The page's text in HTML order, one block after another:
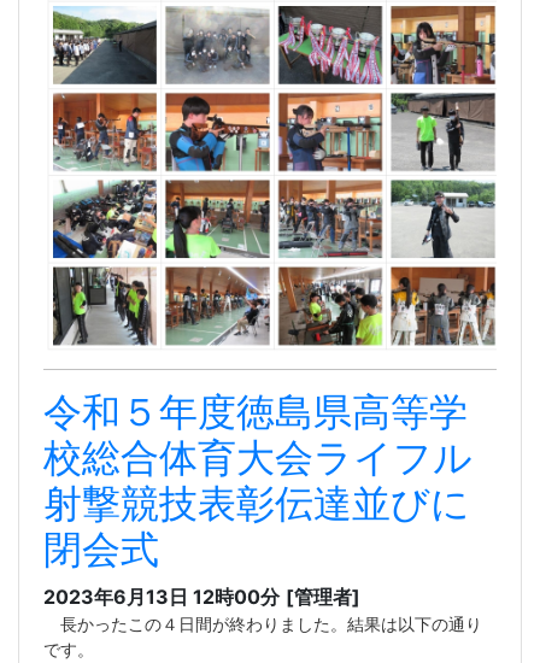
令和５年度徳島県高等学
校総合体育大会ライフル
射撃競技表彰伝達並びに
閉会式
2023年6月13日 12時00分 [管理者]
長かったこの４日間が終わりました。結果は以下の通り
です。